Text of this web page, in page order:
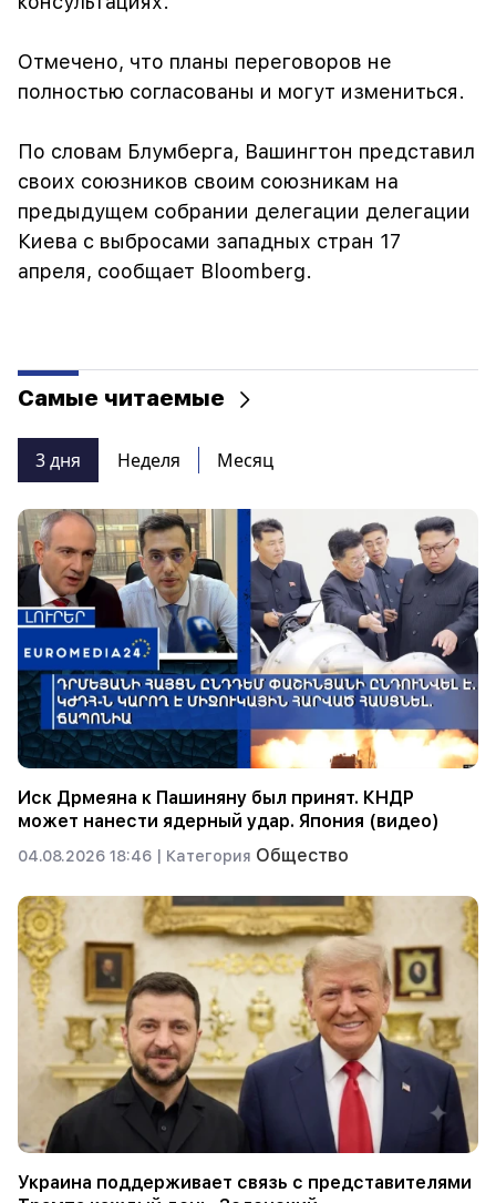
Отмечено, что планы переговоров не
полностью согласованы и могут измениться.
По словам Блумберга, Вашингтон представил
своих союзников своим союзникам на
предыдущем собрании делегации делегации
Киева с выбросами западных стран 17
апреля, сообщает Bloomberg.
Самые читаемые
3 дня Неделя Месяц
Иск Дрмеяна к Пашиняну был принят. КНДР
может нанести ядерный удар. Япония (видео)
04.08.2026 18:46 | Категория Общество
Украина поддерживает связь с представителями